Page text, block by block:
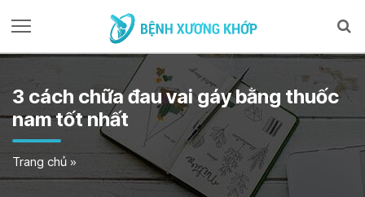
3 cách chữa đau vai gáy bằng thuốc
nam tốt nhất
Trang chủ »